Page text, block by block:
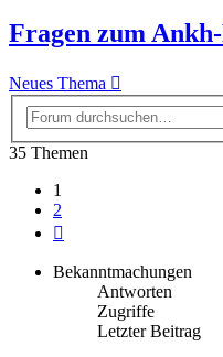
Fragen zum
Neues Thema
35 Themen
1
2
Bekanntmachungen
Antworten
Zugriffe
Letzter Beitrag